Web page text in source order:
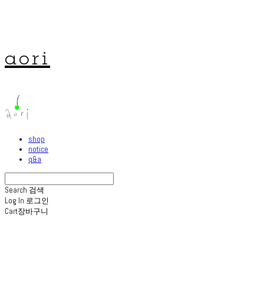
aori
shop
notice
q&a
Search 검색
Log In 로그인
Cart장바구니